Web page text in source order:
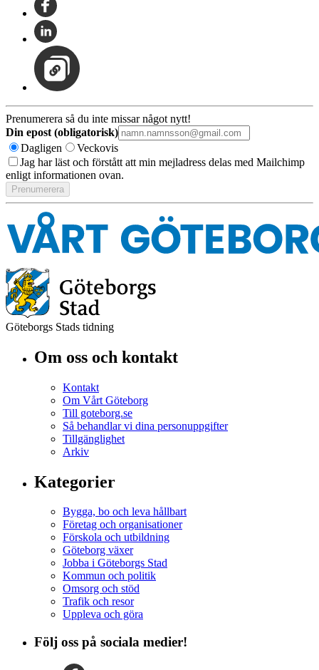
Prenumerera så du inte missar något nytt!
Din epost (obligatorisk)
Dagligen
Veckovis
Jag har läst och förstått att min mejladress delas med Mailchimp
enligt informationen ovan.
Göteborgs Stads tidning
Om oss och kontakt
Kontakt
Om Vårt Göteborg
Till goteborg.se
Så behandlar vi dina personuppgifter
Tillgänglighet
Arkiv
Kategorier
Bygga, bo och leva hållbart
Företag och organisationer
Förskola och utbildning
Göteborg växer
Jobba i Göteborgs Stad
Kommun och politik
Omsorg och stöd
Trafik och resor
Uppleva och göra
Följ oss på sociala medier!